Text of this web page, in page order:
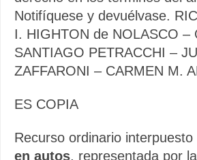
Notifíquese y devuélvase.
I. HIGHTON de NOLASCO –
SANTIAGO PETRACCHI –
ZAFFARONI – CARMEN M.
ES COPIA
Recurso ordinario interpuesto
en autos, representada por la